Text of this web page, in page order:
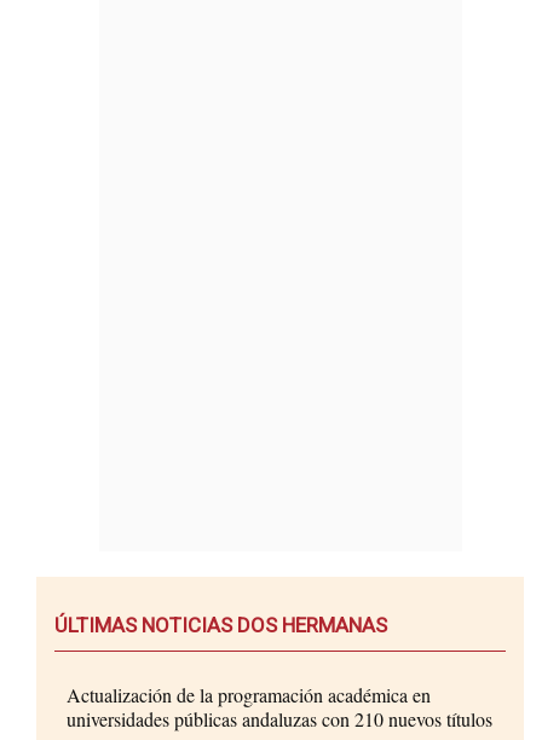
ÚLTIMAS NOTICIAS DOS HERMANAS
Actualización de la programación académica en
universidades públicas andaluzas con 210 nuevos títulos